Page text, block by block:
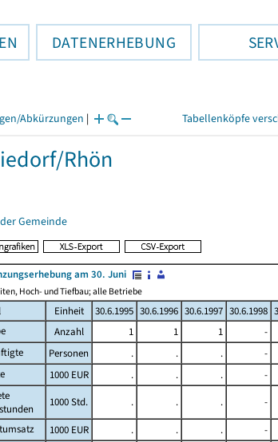
DATENERHEBUNG
Abkürzungen | Tabellenköpfe
Rhön
Gemeinde
am 30. Juni
Hoch- und Tiefbau; alle Betriebe
Einheit 30.6.1995 30.6.1996 30.6.1997 30.6.1998
Anzahl 1 1 1 -
Personen . . . -
1000 EUR . . . -
1000 Std. . . . -
1000 EUR . . . -